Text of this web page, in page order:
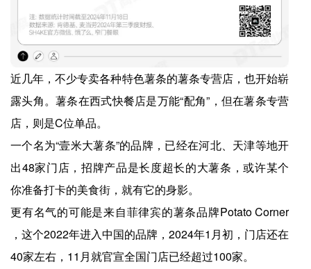
近几年，不少专卖各种特色薯条的薯条专营店，也开始崭
露头角。薯条在西式快餐店是万能“配角”，但在薯条专营
店，则是C位单品。
一个名为“壹米大薯条”的品牌，已经在河北、天津等地开
出48家门店，招牌产品是长度超长的大薯条，或许某个
你准备打卡的美食街，就有它的身影。
更有名气的可能是来自菲律宾的薯条品牌Potato Corner
，这个2022年进入中国的品牌，2024年1月初，门店还在
40家左右，11月就官宣全国门店已经超过100家。